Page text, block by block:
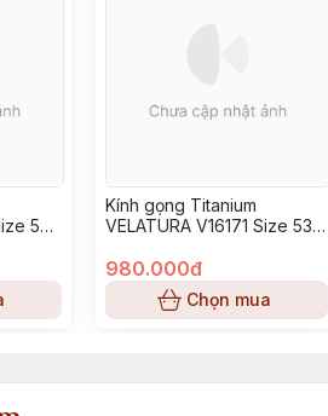
52-
Kính gọng Titanium
VELATURA V16171 Size 53-
980.000đ
Chọn mua